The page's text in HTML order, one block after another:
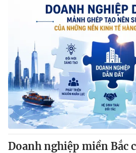
Giải sao mai
Chất lượng cuộc sống
Tuyển sinh
Học trực tuyến
Công nghệ
Hitech Công nghệ tương lai
Sản phẩm
Thị trường
Tư vấn
Giao lưu trực tuyến
Lịch phát sóng
Chuyên mục khác
Emagazine
Doanh nghiệp miền Bắc